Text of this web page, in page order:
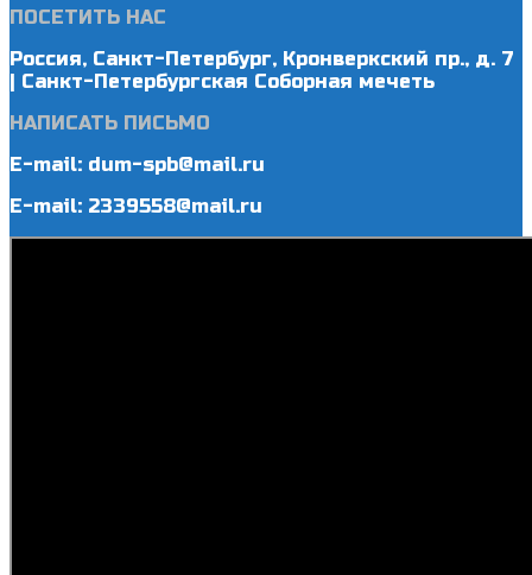
ПОСЕТИТЬ НАС
Россия, Санкт-Петербург, Кронверкский пр., д. 7
| Санкт-Петербургская Соборная мечеть
НАПИСАТЬ ПИСЬМО
E-mail: dum-spb@mail.ru
E-mail: 2339558@mail.ru